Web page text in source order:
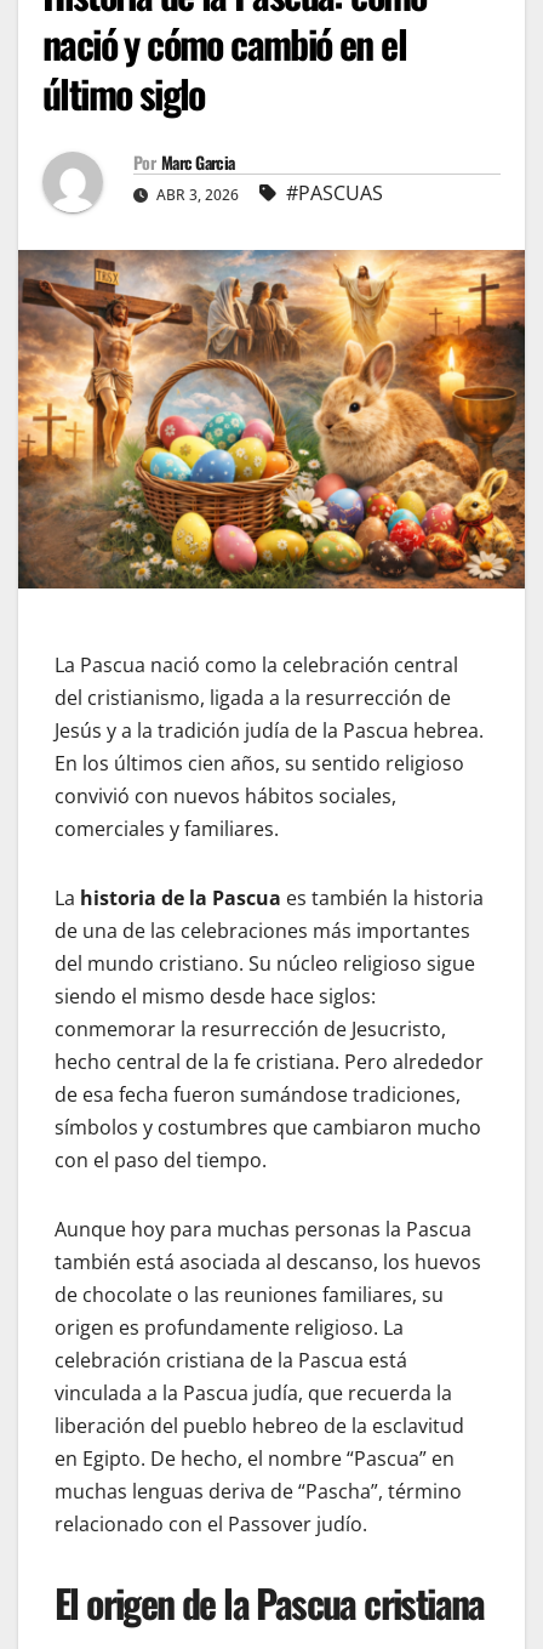
nació y cómo cambió en el
último siglo
Por Marc Garcia
ABR 3, 2026 #PASCUAS
La Pascua nació como la celebración central
del cristianismo, ligada a la resurrección de
Jesús y a la tradición judía de la Pascua hebrea.
En los últimos cien años, su sentido religioso
convivió con nuevos hábitos sociales,
comerciales y familiares.
La historia de la Pascua es también la historia
de una de las celebraciones más importantes
del mundo cristiano. Su núcleo religioso sigue
siendo el mismo desde hace siglos:
conmemorar la resurrección de Jesucristo,
hecho central de la fe cristiana. Pero alrededor
de esa fecha fueron sumándose tradiciones,
símbolos y costumbres que cambiaron mucho
con el paso del tiempo.
Aunque hoy para muchas personas la Pascua
también está asociada al descanso, los huevos
de chocolate o las reuniones familiares, su
origen es profundamente religioso. La
celebración cristiana de la Pascua está
vinculada a la Pascua judía, que recuerda la
liberación del pueblo hebreo de la esclavitud
en Egipto. De hecho, el nombre “Pascua” en
muchas lenguas deriva de “Pascha”, término
relacionado con el Passover judío.
El origen de la Pascua cristiana